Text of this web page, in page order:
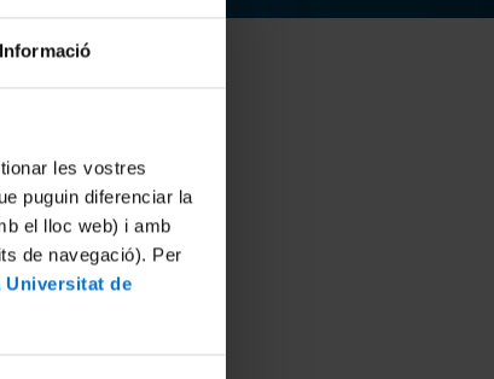
Informació
les vostres
puguin diferenciar la
el lloc web) i amb
de navegació). Per
Universitat de